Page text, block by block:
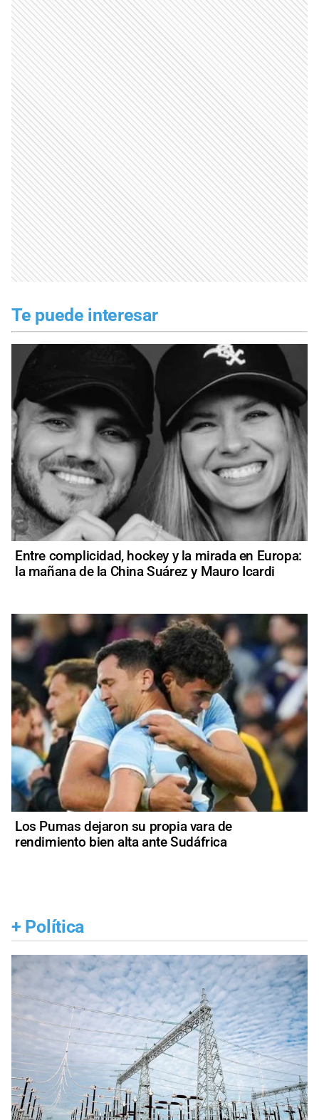
Te puede interesar
Entre complicidad, hockey y la mirada en Europa:
la mañana de la China Suárez y Mauro Icardi
Los Pumas dejaron su propia vara de
rendimiento bien alta ante Sudáfrica
+ Política